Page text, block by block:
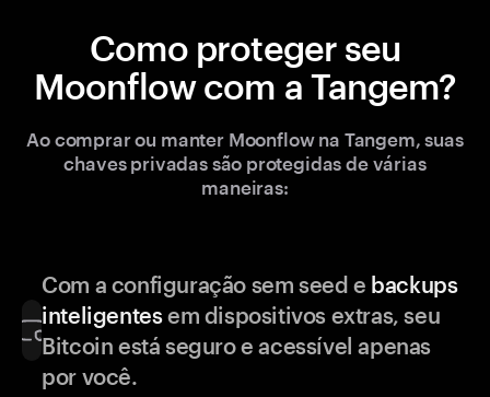
Como proteger seu
Moonflow com a Tangem?
Ao comprar ou manter Moonflow na Tangem, suas
chaves privadas são protegidas de várias
maneiras:
Com a configuração sem seed e backups
inteligentesem dispositivos extras, seu
Bitcoin está seguro e acessível apenas
por você.